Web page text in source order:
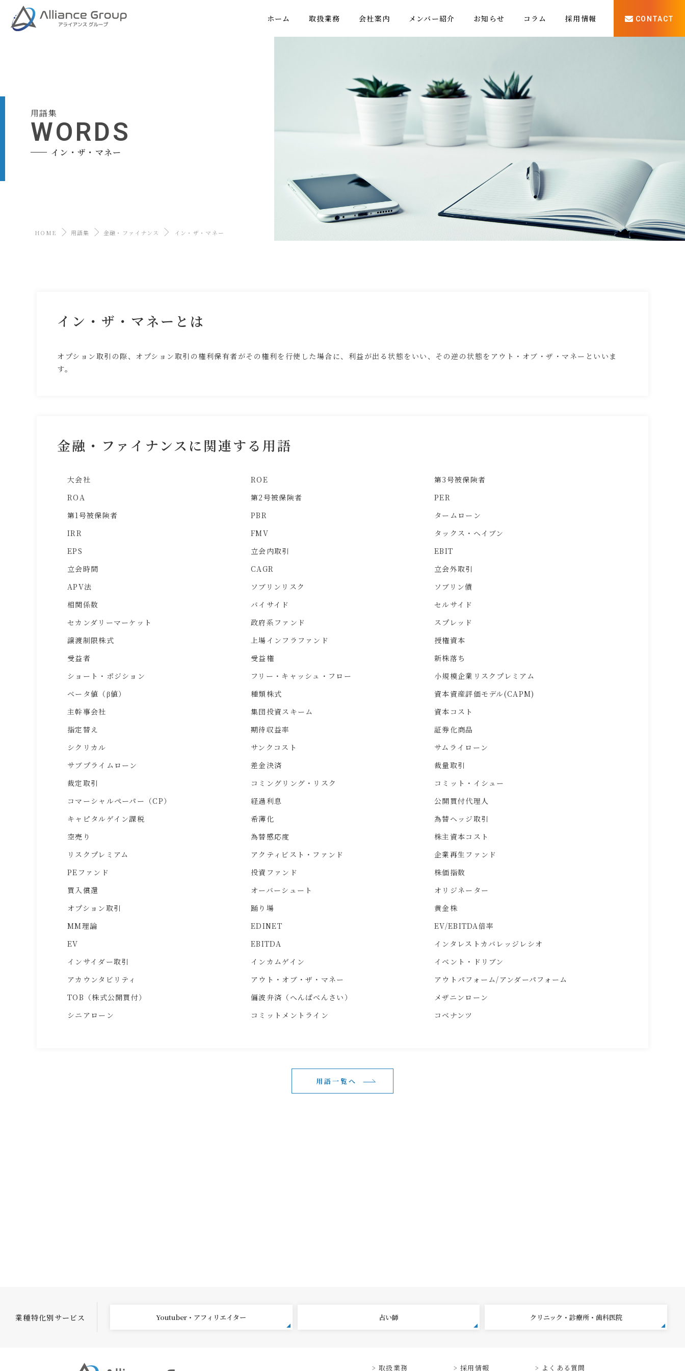
ホーム 取扱業務 会社案内 メンバー紹介 お知らせ コラム 採用情報 CONTACT
用語集
WORDS
イン・ザ・マネー
HOME 用語集 金融・ファイナンス イン・ザ・マネー
イン・ザ・マネーとは
オプション取引の際、オプション取引の権利保有者がその権利を行使した場合に、利益が出る状態をいい、その逆の状態をアウト・オブ・ザ・マネーといいま
す。
金融・ファイナンスに関連する用語
大会社 ROE
第3号被保険者
ROA
第2号被保険者
PER
第1号被保険者
PBR
タームローン
IRR
FMV
タックス・ヘイブン
EPS
立会内取引
EBIT
立会時間
CAGR
立会外取引
APV法
ソブリンリスク
ソブリン債
相関係数
バイサイド
セルサイド
セカンダリーマーケット
政府系ファンド
スプレッド
譲渡制限株式
上場インフラファンド
授権資本
受益者
受益権
新株落ち
ショート・ポジション
フリー・キャッシュ・フロー
小規模企業リスクプレミアム
ベータ値（β値）
種類株式
資本資産評価モデル(CAPM)
主幹事会社
集団投資スキーム
資本コスト
指定替え
期待収益率
証券化商品
シクリカル
サンクコスト
サムライローン
サブプライムローン
差金決済
裁量取引
裁定取引
コミングリング・リスク
コミット・イシュー
コマーシャルペーパー（CP）
経過利息
公開買付代理人
キャピタルゲイン課税
希薄化
為替ヘッジ取引
空売り
為替感応度
株主資本コスト
リスクプレミアム
アクティビスト・ファンド
企業再生ファンド
PEファンド
投資ファンド
株価指数
買入償還
オーバーシュート
オリジネーター
オプション取引
踊り場
黄金株
MM理論
EDINET
EV/EBITDA倍率
EV
EBITDA
インタレストカバレッジレシオ
インサイダー取引
インカムゲイン
イベント・ドリブン
アカウンタビリティ
アウト・オブ・ザ・マネー
アウトパフォーム/アンダーパフォーム
TOB（株式公開買付）
偏波弁済（へんぱべんさい）
メザニンローン
シニアローン
コミットメントライン コベナンツ
用語一覧へ
業種特化別サービス Youtuber・アフィリエイター 占い師 クリニック・診療所・歯科医院
取扱業務 採用情報 よくある質問